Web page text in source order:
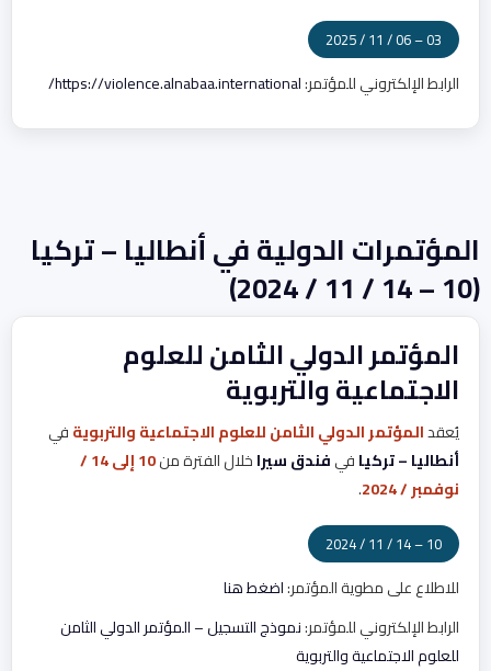
03 – 06 / 11 / 2025
الرابط الإلكتروني للمؤتمر:https://violence.alnabaa.international/
المؤتمرات الدولية في أنطاليا – تركيا
(10 – 14 / 11 / 2024)
المؤتمر الدولي الثامن للعلوم
الاجتماعية والتربوية
يُعقدالمؤتمر الدولي الثامن للعلوم الاجتماعية والتربويةفي
أنطاليا – تركيافيفندق سيراخلال الفترة من
10 إلى 14 /
نوفمبر / 2024
.
10 – 14 / 11 / 2024
للاطلاع على مطوية المؤتمر:اضغط هنا
الرابط الإلكتروني للمؤتمر:نموذج التسجيل – المؤتمر الدولي الثامن
للعلوم الاجتماعية والتربوية